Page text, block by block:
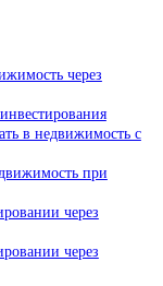
через
в недвижимость с
при
через
через